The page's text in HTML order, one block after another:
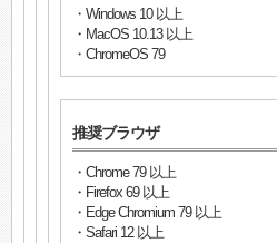
・Windows 10 以上
・MacOS 10.13 以上
・ChromeOS 79
推奨ブラウザ
・Chrome 79 以上
・Firefox 69 以上
・Edge Chromium 79 以上
・Safari 12 以上